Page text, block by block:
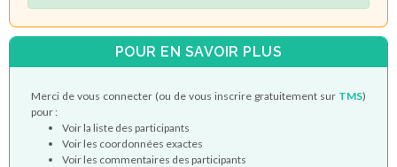
POUR EN SAVOIR PLUS
Merci de vous connecter (ou de vous inscrire gratuitement sur TMS)
pour :
Voir la liste des participants
Voir les coordonnées exactes
Voir les commentaires des participants